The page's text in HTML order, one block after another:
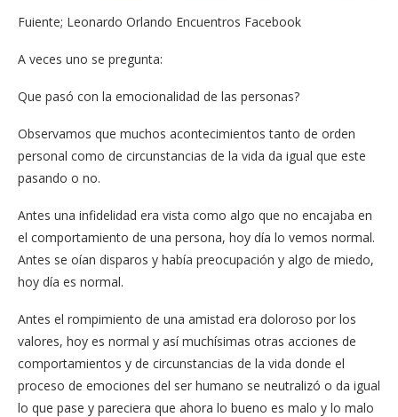
Fuiente; Leonardo Orlando Encuentros Facebook
A veces uno se pregunta:
Que pasó con la emocionalidad de las personas?
Observamos que muchos acontecimientos tanto de orden
personal como de circunstancias de la vida da igual que este
pasando o no.
Antes una infidelidad era vista como algo que no encajaba en
el comportamiento de una persona, hoy día lo vemos normal.
Antes se oían disparos y había preocupación y algo de miedo,
hoy día es normal.
Antes el rompimiento de una amistad era doloroso por los
valores, hoy es normal y así muchísimas otras acciones de
comportamientos y de circunstancias de la vida donde el
proceso de emociones del ser humano se neutralizó o da igual
lo que pase y pareciera que ahora lo bueno es malo y lo malo